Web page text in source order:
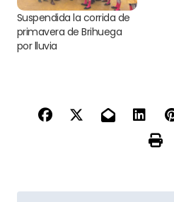
Suspendida la corrida de
primavera de Brihuega
por lluvia